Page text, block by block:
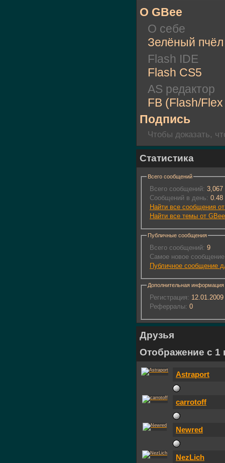
О GBee
О себе
Зелёный пчёл
Flash IDE
Flash CS5
AS редактор
FB (Flash/
Подпись
Чтобы доказать,
Статистика
Всего сообщений
Всего сообщений: 3,067
Сообщений в день: 0.48
Найти все сообщения
Найти все темы от GBee
Публичные сообщения
Всего сообщений: 9
Самое новое
Публичное сообщение
Дополнительная информация
Регистрация: 12.01.2009
Реферралы: 0
Друзья
Отображение с 1
Astraport
carrotoff
Newred
NezLich